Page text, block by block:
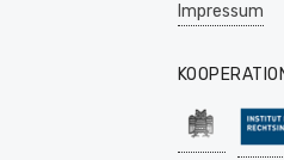
Impressum